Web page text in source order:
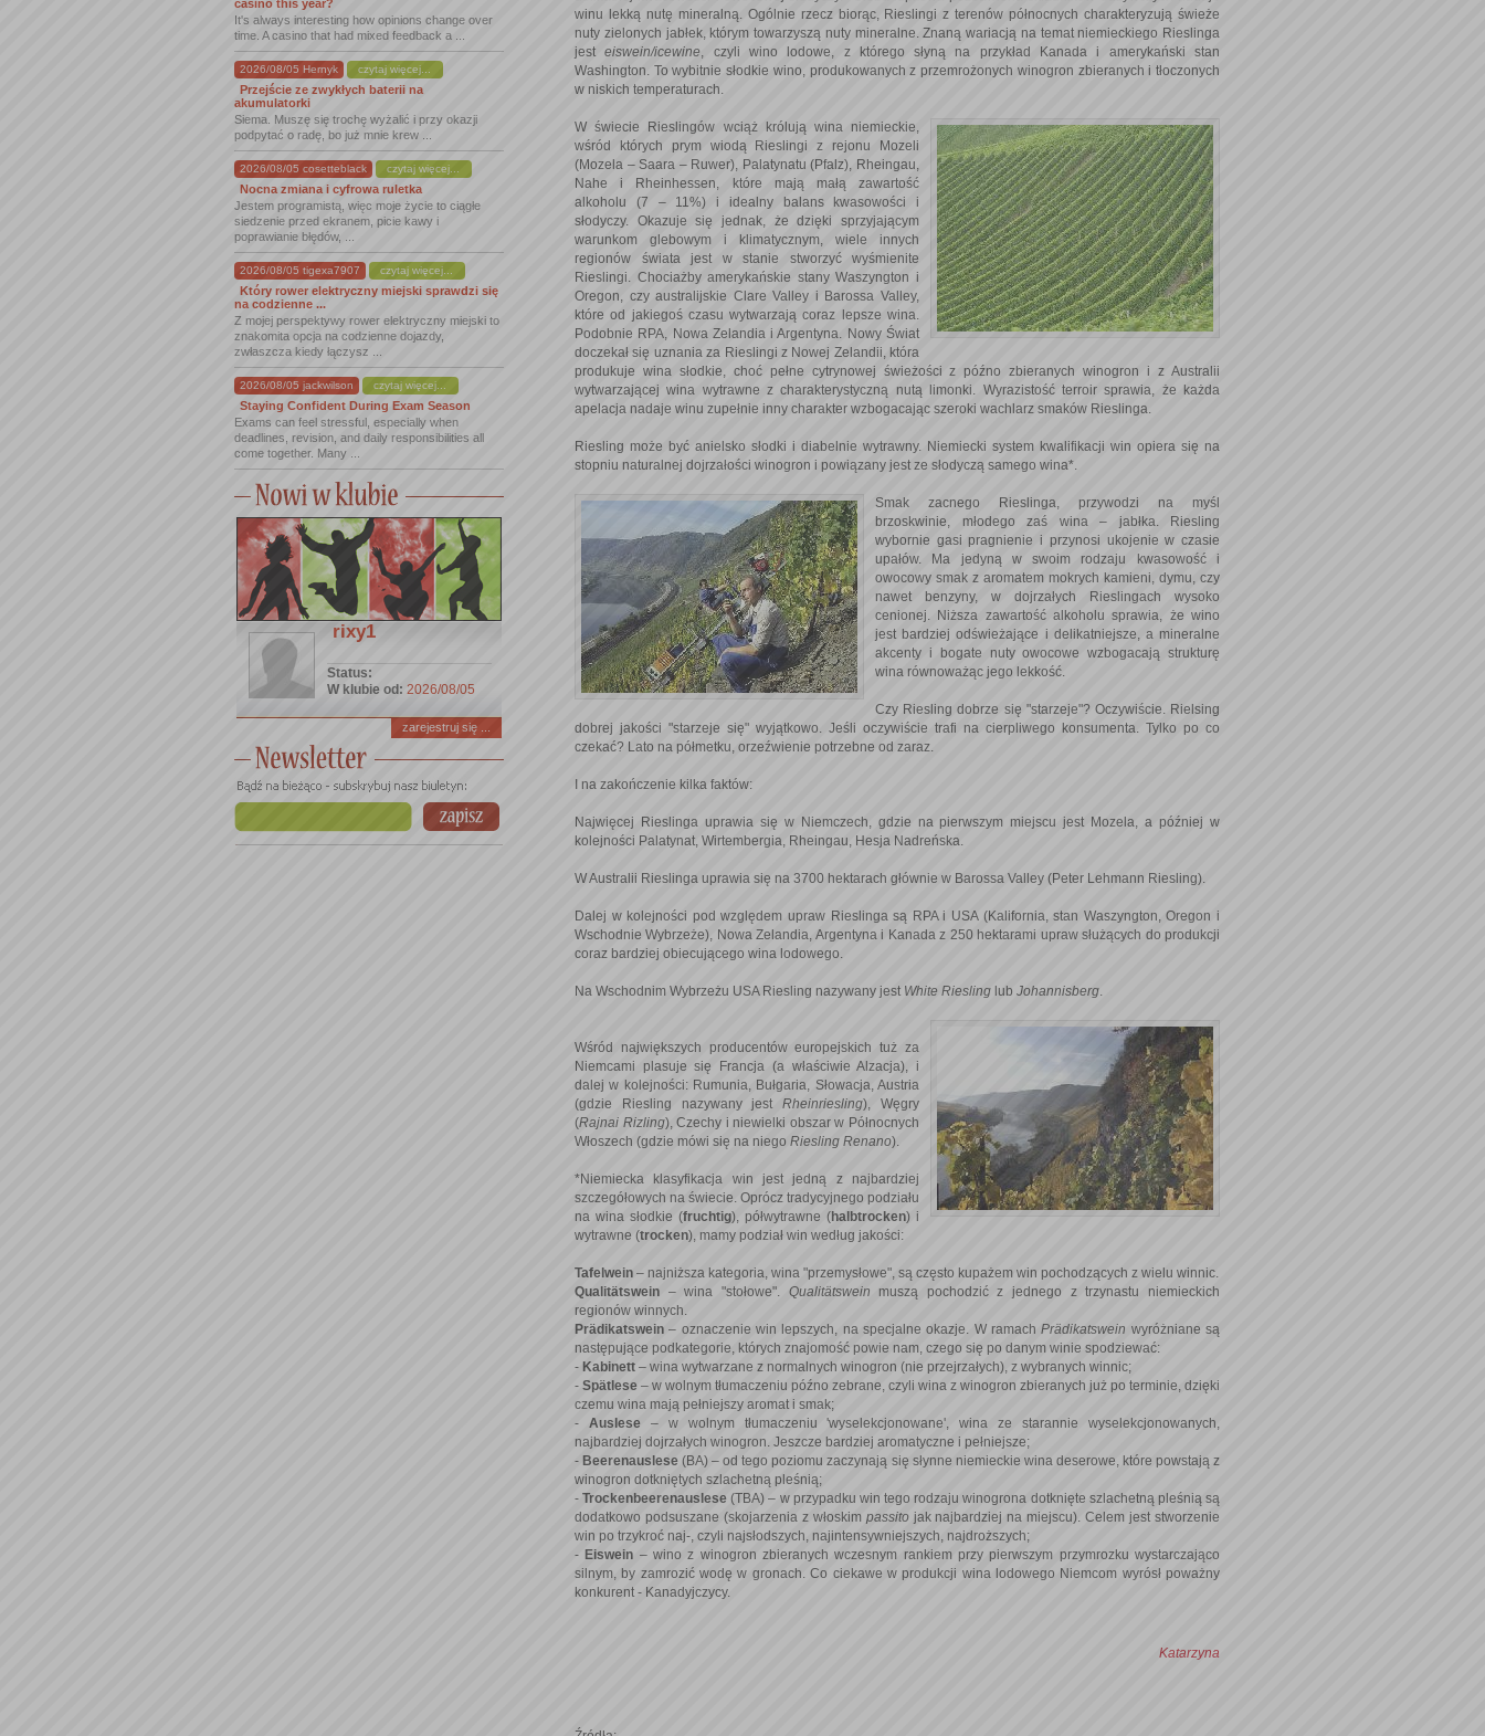
casino this year?
It's always interesting how opinions change over
time. A casino that had mixed feedback a ...
2026/08/05 Hernyk czytaj więcej...
Przejście ze zwykłych baterii na
akumulatorki
Siema. Muszę się trochę wyżalić i przy okazji
podpytać o radę, bo już mnie krew ...
2026/08/05 cosetteblack czytaj więcej...
Nocna zmiana i cyfrowa ruletka
Jestem programistą, więc moje życie to ciągłe
siedzenie przed ekranem, picie kawy i
poprawianie błędów, ...
2026/08/05 tigexa7907 czytaj więcej...
Który rower elektryczny miejski sprawdzi się
na codzienne ...
Z mojej perspektywy rower elektryczny miejski to
znakomita opcja na codzienne dojazdy,
zwłaszcza kiedy łączysz ...
2026/08/05 jackwilson czytaj więcej...
Staying Confident During Exam Season
Exams can feel stressful, especially when
deadlines, revision, and daily responsibilities all
come together. Many ...
rixy1
Status:
W klubie od: 2026/08/05
zarejestruj się ...
winu lekką nutę mineralną. Ogólnie rzecz biorąc, Rieslingi z terenów północnych charakteryzują świeże
nuty zielonych jabłek, którym towarzyszą nuty mineralne. Znaną wariacją na temat niemieckiego Rieslinga
jesteiswein/icewine, czyli wino lodowe, z którego słyną na przykład Kanada i amerykański stan
Washington. To wybitnie słodkie wino, produkowanych z przemrożonych winogron zbieranych i tłoczonych
w niskich temperaturach.
W świecie Rieslingów wciąż królują wina niemieckie,
wśród których prym wiodą Rieslingi z rejonu Mozeli
(Mozela – Saara – Ruwer), Palatynatu (Pfalz), Rheingau,
Nahe i Rheinhessen, które mają małą zawartość
alkoholu (7 – 11%) i idealny balans kwasowości i
słodyczy. Okazuje się jednak, że dzięki sprzyjającym
warunkom glebowym i klimatycznym, wiele innych
regionów świata jest w stanie stworzyć wyśmienite
Rieslingi. Chociażby amerykańskie stany Waszyngton i
Oregon, czy australijskie Clare Valley i Barossa Valley,
które od jakiegoś czasu wytwarzają coraz lepsze wina.
Podobnie RPA, Nowa Zelandia i Argentyna. Nowy Świat
doczekał się uznania za Rieslingi z Nowej Zelandii, która
produkuje wina słodkie, choć pełne cytrynowej świeżości z późno zbieranych winogron i z Australii
wytwarzającej wina wytrawne z charakterystyczną nutą limonki. Wyrazistość terroir sprawia, że każda
apelacja nadaje winu zupełnie inny charakter wzbogacając szeroki wachlarz smaków Rieslinga.
Riesling może być anielsko słodki i diabelnie wytrawny. Niemiecki system kwalifikacji win opiera się na
stopniu naturalnej dojrzałości winogron i powiązany jest ze słodyczą samego wina*.
Smak zacnego Rieslinga, przywodzi na myśl
brzoskwinie, młodego zaś wina – jabłka. Riesling
wybornie gasi pragnienie i przynosi ukojenie w czasie
upałów. Ma jedyną w swoim rodzaju kwasowość i
owocowy smak z aromatem mokrych kamieni, dymu, czy
nawet benzyny, w dojrzałych Rieslingach wysoko
cenionej. Niższa zawartość alkoholu sprawia, że wino
jest bardziej odświeżające i delikatniejsze, a mineralne
akcenty i bogate nuty owocowe wzbogacają strukturę
wina równoważąc jego lekkość.
Czy Riesling dobrze się "starzeje"? Oczywiście. Rielsing
dobrej jakości "starzeje się" wyjątkowo. Jeśli oczywiście trafi na cierpliwego konsumenta. Tylko po co
czekać? Lato na półmetku, orzeźwienie potrzebne od zaraz.
I na zakończenie kilka faktów:
Najwięcej Rieslinga uprawia się w Niemczech, gdzie na pierwszym miejscu jest Mozela, a później w
kolejności Palatynat, Wirtembergia, Rheingau, Hesja Nadreńska.
W Australii Rieslinga uprawia się na 3700 hektarach głównie w Barossa Valley (Peter Lehmann Riesling).
Dalej w kolejności pod względem upraw Rieslinga są RPA i USA (Kalifornia, stan Waszyngton, Oregon i
Wschodnie Wybrzeże), Nowa Zelandia, Argentyna i Kanada z 250 hektarami upraw służących do produkcji
coraz bardziej obiecującego wina lodowego.
Na Wschodnim Wybrzeżu USA Riesling nazywany jest White Riesling lub Johannisberg.
Wśród największych producentów europejskich tuż za
Niemcami plasuje się Francja (a właściwie Alzacja), i
dalej w kolejności: Rumunia, Bułgaria, Słowacja, Austria
(gdzie Riesling nazywany jestRheinriesling), Węgry
(Rajnai Rizling), Czechy i niewielki obszar w Północnych
Włoszech (gdzie mówi się na niego Riesling Renano).
*Niemiecka klasyfikacja win jest jedną z najbardziej
szczegółowych na świecie. Oprócz tradycyjnego podziału
na wina słodkie (fruchtig), półwytrawne (halbtrocken) i
wytrawne (trocken), mamy podział win według jakości:
Tafelwein – najniższa kategoria, wina "przemysłowe", są często kupażem win pochodzących z wielu winnic.
Qualitätswein – wina "stołowe". Qualitätsweinmuszą pochodzić z jednego z trzynastu niemieckich
regionów winnych.
Prädikatswein– oznaczenie win lepszych, na specjalne okazje. W ramachPrädikatswein wyróżniane są
następujące podkategorie, których znajomość powie nam, czego się po danym winie spodziewać:
- Kabinett – wina wytwarzane z normalnych winogron (nie przejrzałych), z wybranych winnic;
- Spätlese – w wolnym tłumaczeniu późno zebrane, czyli wina z winogron zbieranych już po terminie, dzięki
czemu wina mają pełniejszy aromat i smak;
- Auslese – w wolnym tłumaczeniu 'wyselekcjonowane', wina ze starannie wyselekcjonowanych,
najbardziej dojrzałych winogron. Jeszcze bardziej aromatyczne i pełniejsze;
- Beerenauslese(BA) – od tego poziomu zaczynają się słynne niemieckie wina deserowe, które powstają z
winogron dotkniętych szlachetną pleśnią;
-Trockenbeerenauslese(TBA) – w przypadku win tego rodzaju winogrona dotknięte szlachetną pleśnią są
dodatkowo podsuszane (skojarzenia z włoskim passito jak najbardziej na miejscu). Celem jest stworzenie
win po trzykroć naj-, czyli najsłodszych, najintensywniejszych, najdroższych;
- Eiswein – wino z winogron zbieranych wczesnym rankiem przy pierwszym przymrozku wystarczająco
silnym, by zamrozić wodę w gronach. Co ciekawe w produkcji wina lodowego Niemcom wyrósł poważny
konkurent - Kanadyjczycy.
Katarzyna